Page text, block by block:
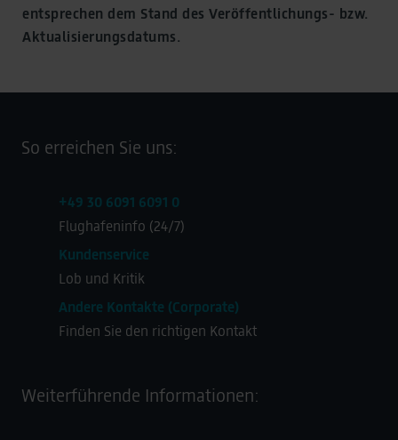
entsprechen dem Stand des Veröffentlichungs- bzw.
Aktualisierungsdatums.
So erreichen Sie uns:
+49 30 6091 6091 0
Flughafeninfo (24/7)
Kundenservice
Lob und Kritik
Andere Kontakte (Corporate)
Finden Sie den richtigen Kontakt
Weiterführende Informationen: